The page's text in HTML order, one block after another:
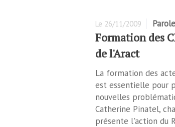
Le 26/11/2009
Formation des
de l'Aract
La formation des
est essentielle pour
nouvelles
Catherine Pinatel,
présente l'action du